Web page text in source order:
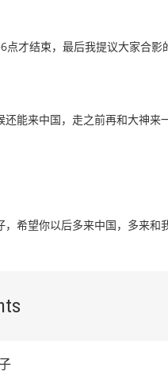
点才结束，最后我提议大家合
能来中国，走之前再和大神来
希望你以后多来中国，多来和